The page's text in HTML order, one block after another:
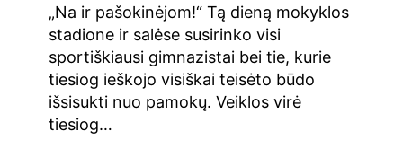
„Na ir pašokinėjom!“ Tą dieną mokyklos
stadione ir salėse susirinko visi
sportiškiausi gimnazistai bei tie, kurie
tiesiog ieškojo visiškai teisėto būdo
išsisukti nuo pamokų. Veiklos virė
tiesiog…